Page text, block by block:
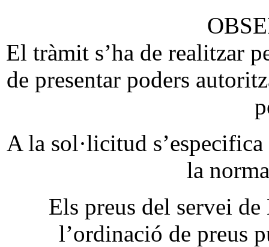
El tràmit s’ha de realitzar
de presentar poders
A la sol·licitud
la
Els preus del servei de
l’ordinació de preus